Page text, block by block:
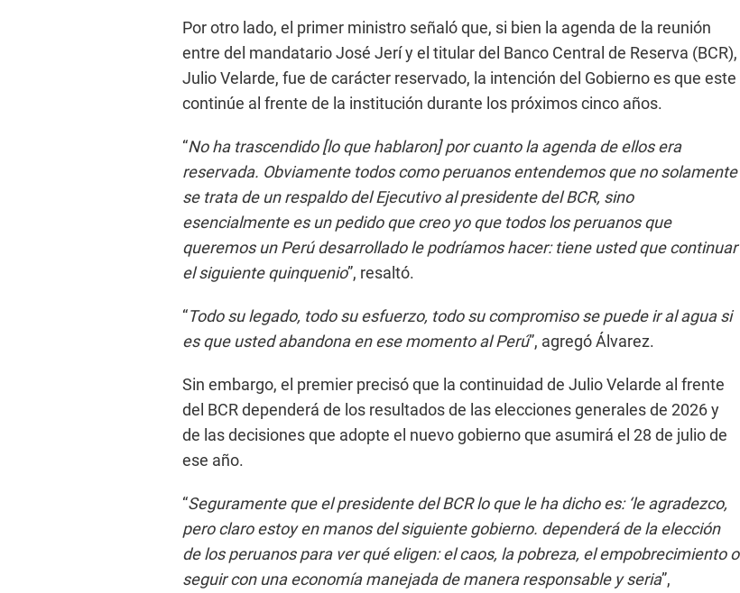
Por otro lado, el primer ministro señaló que, si bien la agenda de la reunión
entre del mandatario José Jerí y el titular del Banco Central de Reserva (BCR),
Julio Velarde, fue de carácter reservado, la intención del Gobierno es que este
continúe al frente de la institución durante los próximos cinco años.
“No ha trascendido [lo que hablaron] por cuanto la agenda de ellos era
reservada. Obviamente todos como peruanos entendemos que no solamente
se trata de un respaldo del Ejecutivo al presidente del BCR, sino
esencialmente es un pedido que creo yo que todos los peruanos que
queremos un Perú desarrollado le podríamos hacer: tiene usted que continuar
el siguiente quinquenio”, resaltó.
“Todo su legado, todo su esfuerzo, todo su compromiso se puede ir al agua si
es que usted abandona en ese momento al Perú”, agregó Álvarez.
Sin embargo, el premier precisó que la continuidad de Julio Velarde al frente
del BCR dependerá de los resultados de las elecciones generales de 2026 y
de las decisiones que adopte el nuevo gobierno que asumirá el 28 de julio de
ese año.
“Seguramente que el presidente del BCR lo que le ha dicho es: ‘le agradezco,
pero claro estoy en manos del siguiente gobierno. dependerá de la elección
de los peruanos para ver qué eligen: el caos, la pobreza, el empobrecimiento o
seguir con una economía manejada de manera responsable y seria”,